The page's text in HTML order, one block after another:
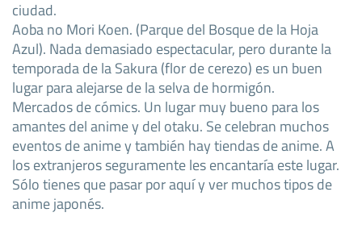
ciudad.
Aoba no Mori Koen. (Parque del Bosque de la Hoja
Azul). Nada demasiado espectacular, pero durante la
temporada de la Sakura (flor de cerezo) es un buen
lugar para alejarse de la selva de hormigón.
Mercados de cómics. Un lugar muy bueno para los
amantes del anime y del otaku. Se celebran muchos
eventos de anime y también hay tiendas de anime. A
los extranjeros seguramente les encantaría este lugar.
Sólo tienes que pasar por aquí y ver muchos tipos de
anime japonés.